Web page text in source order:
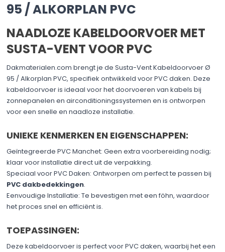
95 / ALKORPLAN PVC
NAADLOZE KABELDOORVOER MET
SUSTA-VENT VOOR PVC
Dakmaterialen.com brengt je de Susta-Vent Kabeldoorvoer Ø
95 / Alkorplan PVC, specifiek ontwikkeld voor PVC daken. Deze
kabeldoorvoer is ideaal voor het doorvoeren van kabels bij
zonnepanelen en airconditioningssystemen en is ontworpen
voor een snelle en naadloze installatie.
UNIEKE KENMERKEN EN EIGENSCHAPPEN:
Geïntegreerde PVC Manchet: Geen extra voorbereiding nodig;
klaar voor installatie direct uit de verpakking.
Speciaal voor PVC Daken: Ontworpen om perfect te passen bij
PVC dakbedekkingen.
Eenvoudige Installatie: Te bevestigen met een föhn, waardoor
het proces snel en efficiënt is.
TOEPASSINGEN:
Deze kabeldoorvoer is perfect voor PVC daken, waarbij het een